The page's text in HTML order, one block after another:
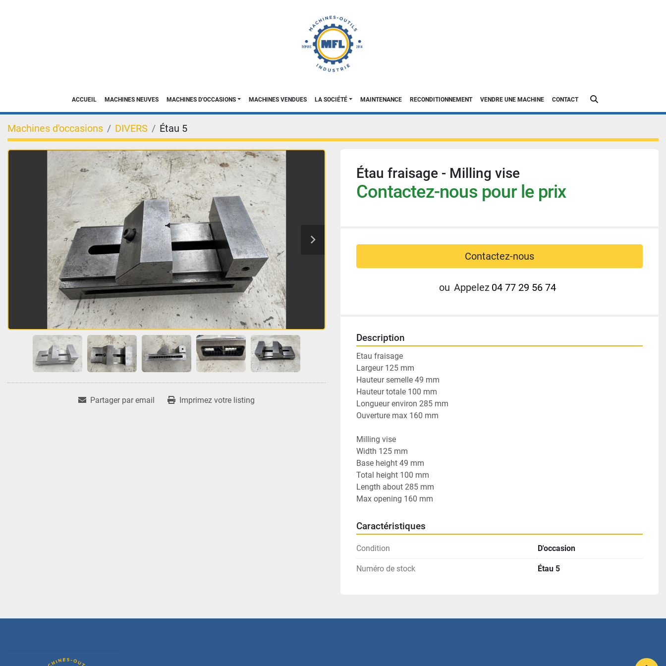
ACCUEIL MACHINES NEUVES MACHINES D'OCCASIONS MACHINES VENDUES LA SOCIÉTÉ MAINTENANCE RECONDITIONNEMENT VENDRE UNE MACHINE CONTACT
Machines d'occasions DIVERS Étau 5
Partager par email Imprimez votre listing
Étau fraisage - Milling vise
Contactez-nous pour le prix
Contactez-nous
ou Appelez 04 77 29 56 74
Description
Etau fraisage
Largeur 125 mm
Hauteur semelle 49 mm
Hauteur totale 100 mm
Longueur environ 285 mm
Ouverture max 160 mm
Milling vise
Width 125 mm
Base height 49 mm
Total height 100 mm
Length about 285 mm
Max opening 160 mm
Caractéristiques
Condition D'occasion
Numéro de stock Étau 5